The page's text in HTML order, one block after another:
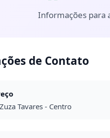
Informações para
de Contato
Tavares - Centro